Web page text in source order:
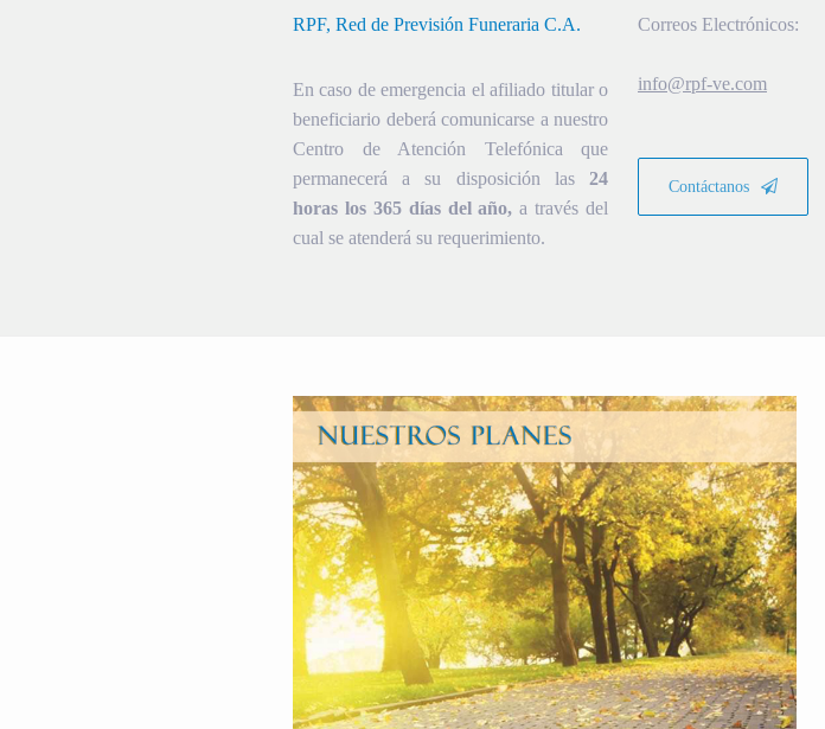
RPF, Red de Previsión Funeraria C.A.
En caso de emergencia el afiliado titular o
beneficiario deberá comunicarse a nuestro
Centro de Atención Telefónica que
permanecerá a su disposición las 24
horas los 365 días del año, a través del
cual se atenderá su requerimiento.
Correos Electrónicos:
info@rpf-ve.com
Contáctanos